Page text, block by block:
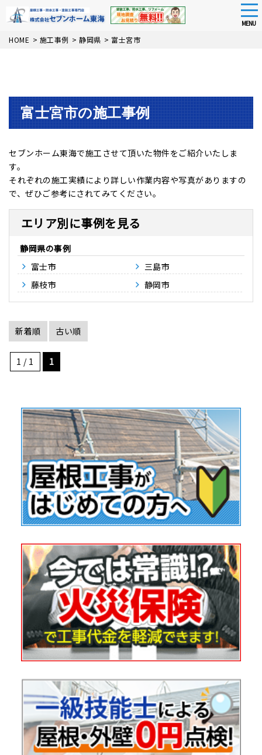
Skip
MENU
HOME > 施工事例 > 静岡県 > 富士宮市
富士宮市の施工事例
セブンホーム東海で施工させて頂いた物件をご紹介いたしま
す。
それぞれの施工実績により詳しい作業内容や写真がありますの
で、ぜひご参考にされてみてください。
エリア別に事例を見る
静岡県
富士市
三島市
藤枝市
静岡市
新着順 古い順
1 / 1 1